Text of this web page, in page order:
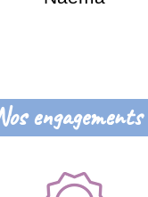
engagements